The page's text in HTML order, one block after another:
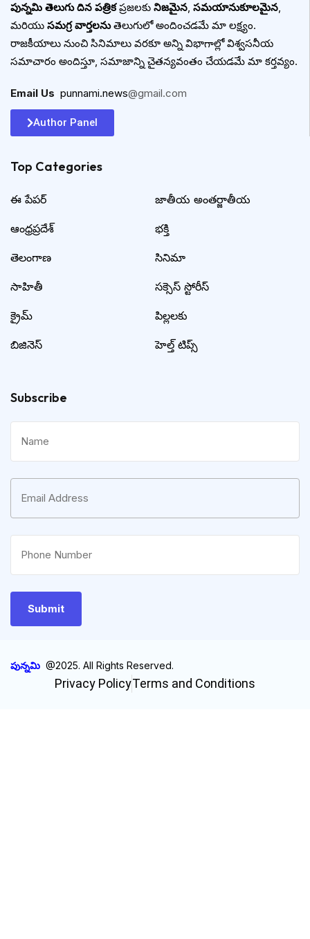
పున్నమి తెలుగు దిన పత్రికప్రజలకు నిజమైన, సమయానుకూలమైన,
మరియు సమగ్ర వార్తలనుతెలుగులో అందించడమే మా లక్ష్యం.
రాజకీయాలు నుంచి సినిమాలు వరకూ అన్ని విభాగాల్లో విశ్వసనీయ
సమాచారం అందిస్తూ, సమాజాన్ని చైతన్యవంతం చేయడమే మా కర్తవ్యం.
Email Us punnami.news@gmail.com
Author Panel
Top Categories​
ఈ పేపర్
ఆంధ్రప్రదేశ్
తెలంగాణ
సాహితీ
క్రైమ్
బిజినెస్
జాతీయ అంతర్జాతీయ
భక్తి
సినిమా
సక్సెస్ స్టోరీస్
పిల్లలకు
హెల్త్ టిప్స్
Subscribe
పున్నమి @2025. All Rights Reserved.
Privacy PolicyTerms and Conditions